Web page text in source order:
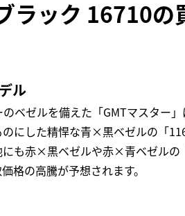
ラック 16710の
ル
ベゼルを備えた「GMTマスター
にした精悍な青×黒ベゼルの「
にも赤×黒ベゼルや赤×青ベゼル
格の高騰が予想されます。